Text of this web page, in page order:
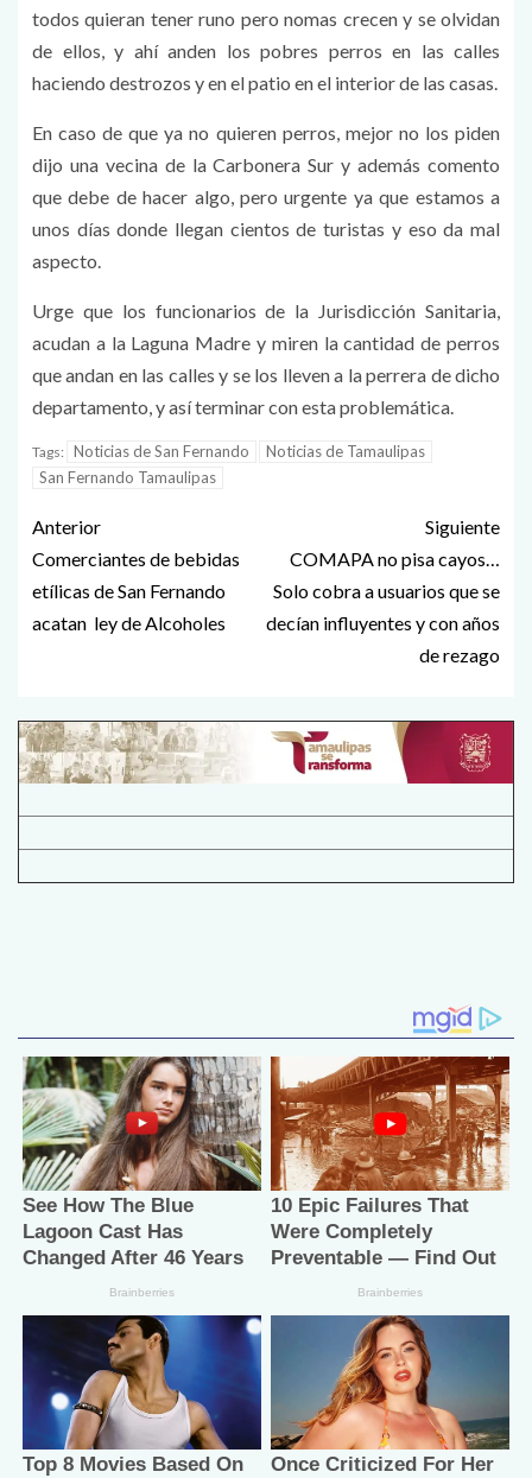
todos quieran tener runo pero nomas crecen y se olvidan
de ellos, y ahí anden los pobres perros en las calles
haciendo destrozos y en el patio en el interior de las casas.
En caso de que ya no quieren perros, mejor no los piden
dijo una vecina de la Carbonera Sur y además comento
que debe de hacer algo, pero urgente ya que estamos a
unos días donde llegan cientos de turistas y eso da mal
aspecto.
Urge que los funcionarios de la Jurisdicción Sanitaria,
acudan a la Laguna Madre y miren la cantidad de perros
que andan en las calles y se los lleven a la perrera de dicho
departamento, y así terminar con esta problemática.
Tags: Noticias de San Fernando
Noticias de Tamaulipas
San Fernando Tamaulipas
Anterior
Comerciantes de bebidas
etílicas de San Fernando
acatan ley de Alcoholes
Siguiente
COMAPA no pisa cayos…
Solo cobra a usuarios que se
decían influyentes y con años
de rezago